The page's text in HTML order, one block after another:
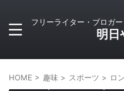
フリーライター・ブロガ
明日
HOME > 趣味 > スポーツ > ロ